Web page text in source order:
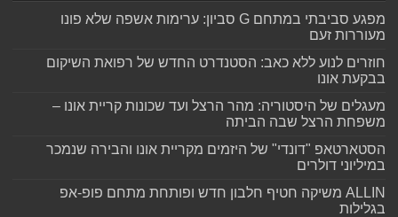
מפגע סביבתי במתחם G סביון: ערימות אשפה שלא פונו
מעוררות זעם
חוזרים לנוע ללא כאב: הסטנדרט החדש של רפואת השיקום
בבקעת אונו
מעגלים של היסטוריה: מהר הרצל ועד שכונות קריית אונו –
משפחת הרצל שבה הביתה
הסטארטאפ "דונדי" של היזמים מקריית אונו והבירה שנמכר
במיליוני דולרים
ALLIN משיקה חטיף חלבון חדש ופותחת מתחם פופ-אפ
בגלילות